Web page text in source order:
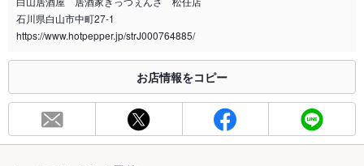
喫煙専用室 あり
※2020年4月1日～受動喫煙対策に関する法律が施行されています。正しい情報はお店へお問い
総席数 50席
最大宴会収
50人
石川県白山市中町27-1
https://www.hotpepper.jp/strJ000764885/
お店情報をコピー